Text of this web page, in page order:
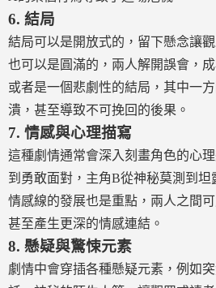
6. 結局
結局可以是開放式的，留下懸念讓
也可以是圓滿的，兩人解開誤會，
或者是一個悲劇性的結局，其中一
潰，甚至導致不可挽回的後果。
7. 情感與心理描寫
這種劇情通常會深入刻畫角色的心
到勇敢面對，主角B從神秘莫測到坦
情感線的發展也是重點，兩人之間
甚至產生更深的情感連結。
8. 懸疑與驚悚元素
劇情中會穿插各種懸疑元素，例如